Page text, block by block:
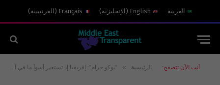
العربية English
( الإنجليزية)
Français
( الفرنسية)
أنت الآن تتصفح: الرئيسية » “بوكو حرام”: إفريقيا إذ تستعير أسوأ ما في آسيا من نماذج